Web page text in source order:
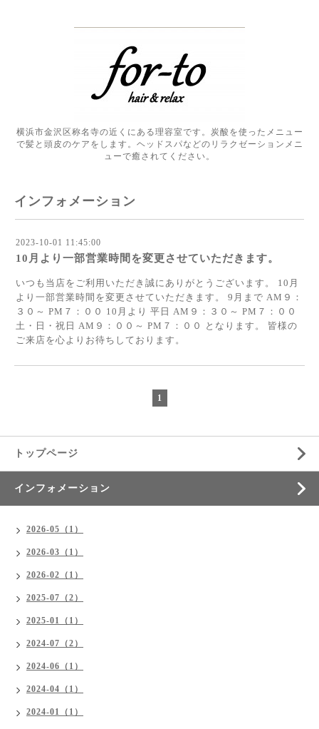
横浜市金沢区称名寺の近くにある理容室です。炭酸を使ったメニュー
で髪と頭皮のケアをします。ヘッドスパなどのリラクゼーションメニ
ューで癒されてください。
インフォメーション
2023-10-01 11:45:00
10月より一部営業時間を変更させていただきます。
いつも当店をご利用いただき誠にありがとうございます。 10月
より一部営業時間を変更させていただきます。 9月まで AM９：
３０～ PM７：００ 10月より 平日 AM９：３０～ PM７：００
土・日・祝日 AM９：００～ PM７：００ となります。 皆様の
ご来店を心よりお待ちしております。
1
トップページ
インフォメーション
2026-05（1）
2026-03（1）
2026-02（1）
2025-07（2）
2025-01（1）
2024-07（2）
2024-06（1）
2024-04（1）
2024-01（1）